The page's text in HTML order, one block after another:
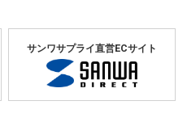
サンワサプライ直営ECサイト